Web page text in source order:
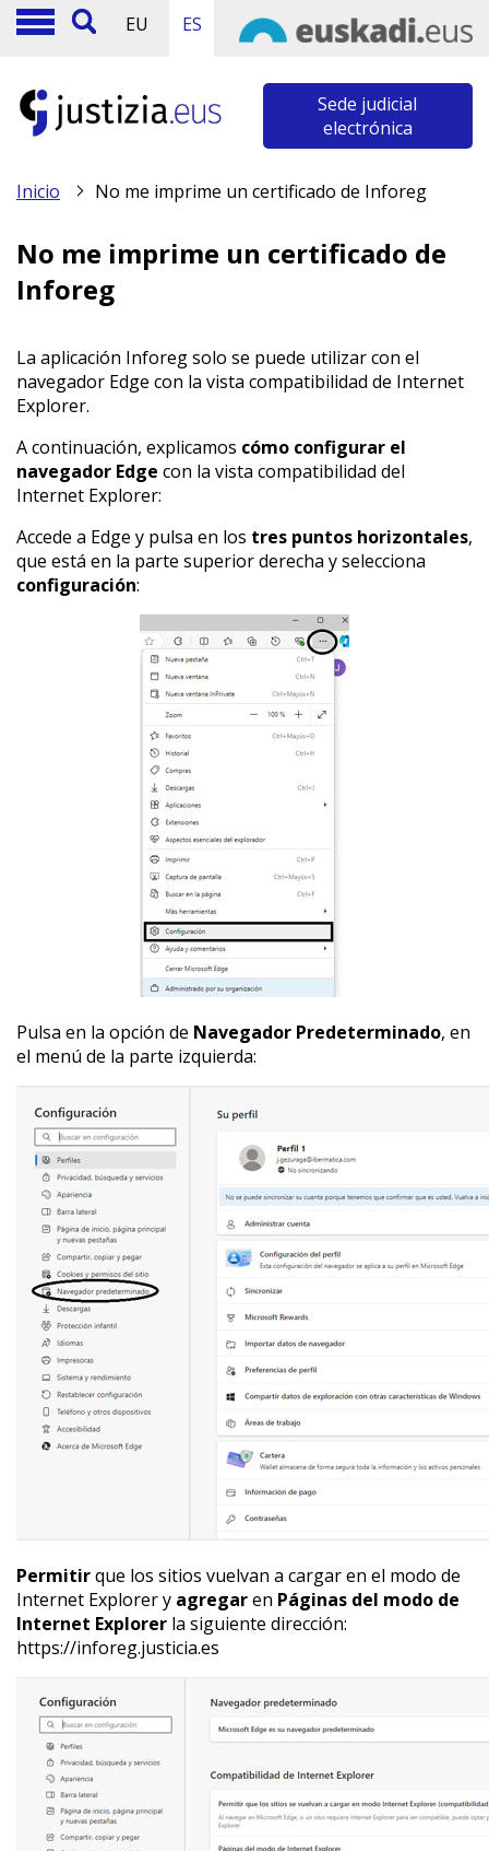
EU ES
Sede judicial
electrónica
Inicio No me imprime un certificado de Inforeg
No me imprime un certificado de
Inforeg
La aplicación Inforeg solo se puede utilizar con el
navegador Edge con la vista compatibilidad de Internet
Explorer.
A continuación, explicamos cómo configurar el
navegador Edge con la vista compatibilidad del
Internet Explorer:
Accede a Edge y pulsa en los tres puntos horizontales,
que está en la parte superior derecha y selecciona
configuración:
Pulsa en la opción de Navegador Predeterminado, en
el menú de la parte izquierda:
Permitirque los sitios vuelvan a cargar en el modo de
Internet Explorer y agregaren Páginas del modo de
Internet Explorer la siguiente dirección:
https://inforeg.justicia.es